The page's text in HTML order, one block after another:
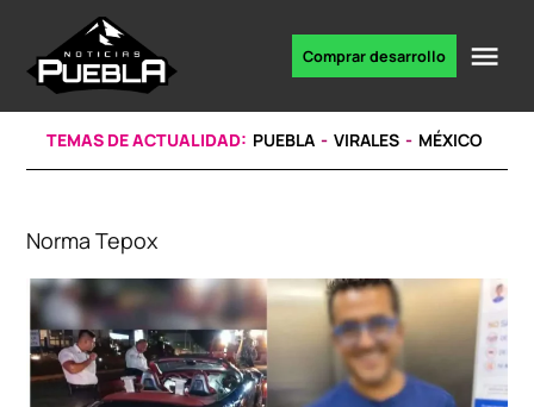
content
noticias
Comprar desarrollo
TEMAS DE ACTUALIDAD: PUEBLA VIRALES MÉXICO
Norma Tepox